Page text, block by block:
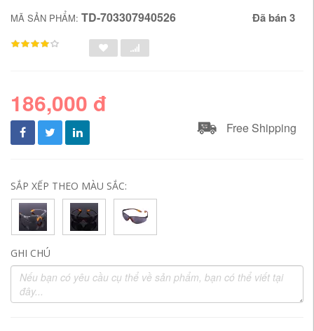
MÃ SẢN PHẨM: TD-703307940526 Đã bán 3
186,000 đ
Free Shipping
SẮP XẾP THEO MÀU SẮC:
GHI CHÚ